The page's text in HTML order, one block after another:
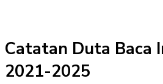
Catatan Duta Baca
2021-2025